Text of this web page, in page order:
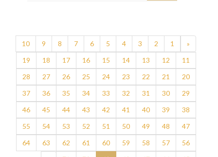
«
1
2
3
4
5
6
7
8
9
10
11
12
13
14
15
16
17
18
19
20
21
22
23
24
25
26
27
28
29
30
31
32
33
34
35
36
37
38
39
40
41
42
43
44
45
46
47
48
49
50
51
52
53
54
55
56
57
58
59
60
61
62
63
64